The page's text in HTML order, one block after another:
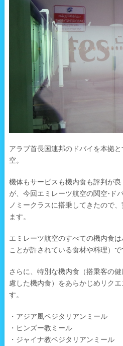
アラブ首長国連邦のドバイを本拠
空。
機体もサービスも機内食も評判が
が、今回エミレーツ航空の関空-ド
ノミークラスに搭乗してきたので
ます。
エミレーツ航空のすべての機内食
ことが許されている食材や料理）で
さらに、特別な機内食（搭乗客の
慮した機内食）をあらかじめリク
す。
・アジア風ベジタリアンミール
・ヒンズー教ミール
・ジャイナ教ベジタリアンミール